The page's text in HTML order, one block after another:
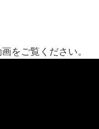
をご覧ください。